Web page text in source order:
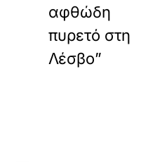
αφθώδη
πυρετό στη
Λέσβο”